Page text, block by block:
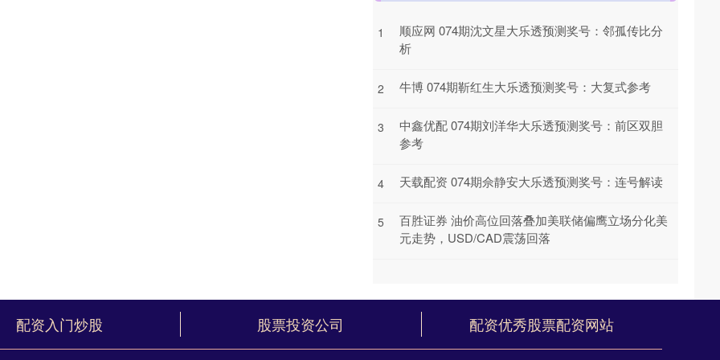
1
顺应网 074期沈文星大乐透预测奖号：邻孤传比分
析
2 牛博 074期靳红生大乐透预测奖号：大复式参考
3
中鑫优配 074期刘洋华大乐透预测奖号：前区双胆
参考
4 天载配资 074期佘静安大乐透预测奖号：连号解读
5
百胜证券 油价高位回落叠加美联储偏鹰立场分化美
元走势，USD/CAD震荡回落
配资入门炒股 股票投资公司 配资优秀股票配资网站